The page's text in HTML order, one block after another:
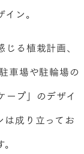
ン。
る植栽計画、
車場や駐輪場の
ープ」のデザイ
は成り立ってお